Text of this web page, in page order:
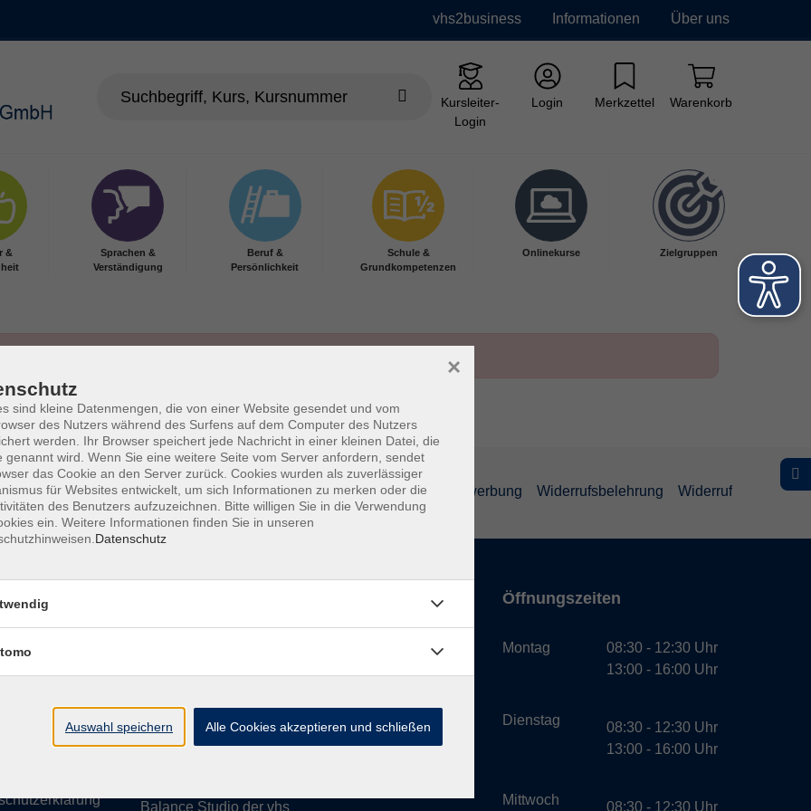
vhs2business Informationen Über uns
Kursleiter-
Login
Login Merkzettel Warenkorb
&
Sprachen &
Verständigung
Beruf &
Persönlichkeit
Schule &
Grundkompetenzen
Onlinekurse Zielgruppen
Barrierefreiheit AGB Datenschutzerklärung Datenschutz Bewerbung Widerrufsbelehrung Widerruf
Tel. 0961 48178-0
Fax 0961 48178-55
Balance Studio der vhs
Öffnungszeiten
Montag
Dienstag
Mittwoch
08:30 - 12:30 Uhr
13:00 - 16:00 Uhr
08:30 - 12:30 Uhr
13:00 - 16:00 Uhr
08:30 - 12:30 Uhr
sind kleine Datenmengen, die von einer Website gesendet und vom
des Nutzers während des Surfens auf dem Computer des Nutzers
werden. Ihr Browser speichert jede Nachricht in einer kleinen Datei, die
genannt wird. Wenn Sie eine weitere Seite vom Server anfordern, sendet
das Cookie an den Server zurück. Cookies wurden als zuverlässiger
für Websites entwickelt, um sich Informationen zu merken oder die
des Benutzers aufzuzeichnen. Bitte willigen Sie in die Verwendung
ein. Weitere Informationen finden Sie in unseren
Datenschutz
×
Auswahl speichern Alle Cookies akzeptieren und schließen